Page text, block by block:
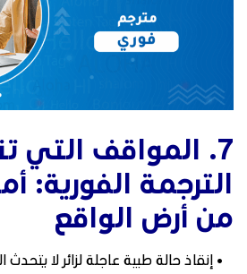
7. المواقف التي
الترجمة الفورية:
من أرض الواقع
• إنقاذ حالة طبية عاجلة لزائر لا يتحدث